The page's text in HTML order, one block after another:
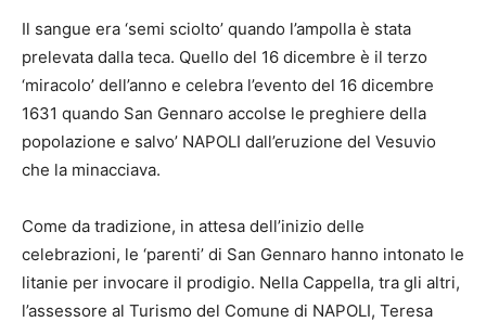
Il sangue era ‘semi sciolto’ quando l’ampolla è stata
prelevata dalla teca. Quello del 16 dicembre è il terzo
‘miracolo’ dell’anno e celebra l’evento del 16 dicembre
1631 quando San Gennaro accolse le preghiere della
popolazione e salvo’ NAPOLI dall’eruzione del Vesuvio
che la minacciava.
Come da tradizione, in attesa dell’inizio delle
celebrazioni, le ‘parenti’ di San Gennaro hanno intonato le
litanie per invocare il prodigio. Nella Cappella, tra gli altri,
l’assessore al Turismo del Comune di NAPOLI, Teresa